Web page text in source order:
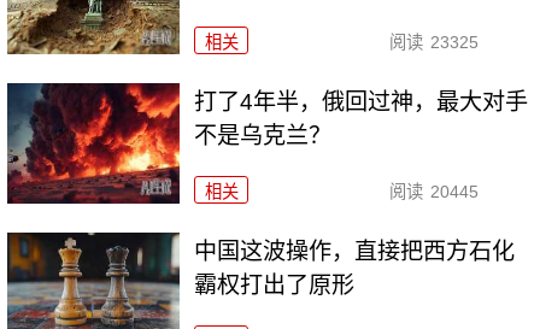
相关 阅读 23325
打了4年半，俄回过神，最大对手
不是乌克兰？
相关 阅读 20445
中国这波操作，直接把西方石化
霸权打出了原形